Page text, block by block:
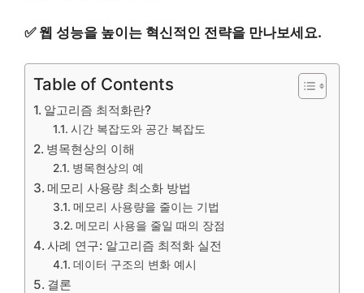
✅ 웹 성능을 높이는 혁신적인 전략을 만나보세요.
Table of Contents
알고리즘 최적화란?
시간 복잡도와 공간 복잡도
병목현상의 이해
병목현상의 예
메모리 사용량 최소화 방법
메모리 사용량을 줄이는 기법
메모리 사용을 줄일 때의 장점
사례 연구: 알고리즘 최적화 실전
데이터 구조의 변화 예시
결론